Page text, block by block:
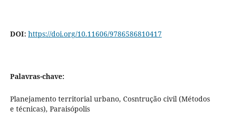
DOI: https://doi.org/10.11606/9786586810417
Palavras-chave:
Planejamento territorial urbano, Cosntrução civil (Métodos
e técnicas), Paraisópolis